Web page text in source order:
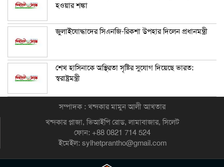
হওয়ার শঙ্কা
জুলাইযোদ্ধাদের সিএনজি-রিকশা উপহার দিলেন প্রধানমন্ত্রী
শেখ হাসিনাকে অস্থিরতা সৃষ্টির সুযোগ দিয়েছে ভারত:
স্বরাষ্ট্রমন্ত্রী
সম্পাদক : খন্দকার মামুন আলী আখতার
খন্দকার প্লাজা, ভিআইপি রোড, লামাবাজার, সিলেট
ফোন: +88 0821 714 524
ইমেইল: sylhetprantho@gmail.com